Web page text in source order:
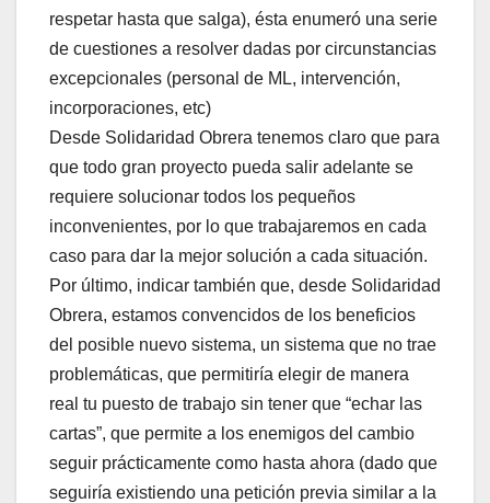
respetar hasta que salga), ésta enumeró una serie
de cuestiones a resolver dadas por circunstancias
excepcionales (personal de ML, intervención,
incorporaciones, etc)
Desde Solidaridad Obrera tenemos claro que para
que todo gran proyecto pueda salir adelante se
requiere solucionar todos los pequeños
inconvenientes, por lo que trabajaremos en cada
caso para dar la mejor solución a cada situación.
Por último, indicar también que, desde Solidaridad
Obrera, estamos convencidos de los beneficios
del posible nuevo sistema, un sistema que no trae
problemáticas, que permitiría elegir de manera
real tu puesto de trabajo sin tener que “echar las
cartas”, que permite a los enemigos del cambio
seguir prácticamente como hasta ahora (dado que
seguiría existiendo una petición previa similar a la